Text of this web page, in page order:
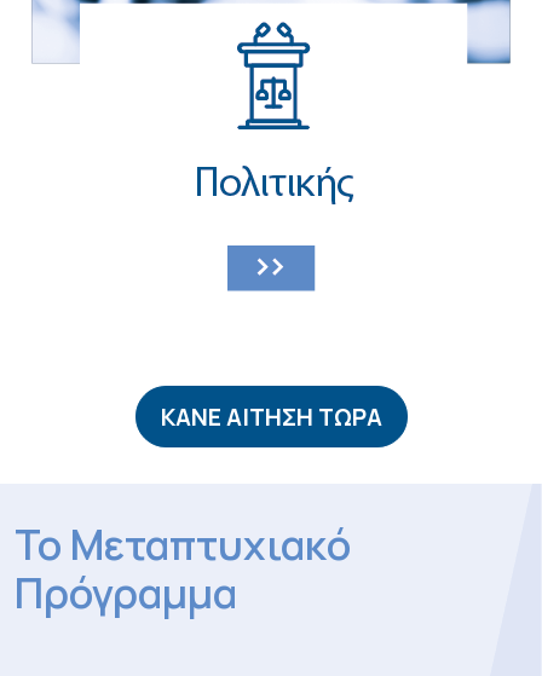
ΚΑΝΕ ΑΙΤΗΣΗ ΤΩΡΑ
Το Μεταπτυχιακό
Πρόγραμμα